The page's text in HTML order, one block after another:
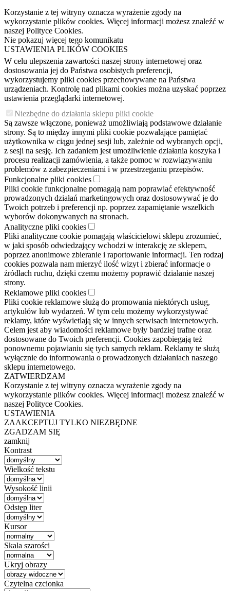
Korzystanie z tej witryny oznacza wyrażenie zgody na
wykorzystanie plików cookies. Więcej informacji możesz znaleźć w
naszej Polityce Cookies.
Nie pokazuj więcej tego komunikatu
USTAWIENIA PLIKÓW COOKIES
W celu ulepszenia zawartości naszej strony internetowej oraz
dostosowania jej do Państwa osobistych preferencji,
wykorzystujemy pliki cookies przechowywane na Państwa
urządzeniach. Kontrolę nad plikami cookies można uzyskać poprzez
ustawienia przeglądarki internetowej.
Niezbędne do działania sklepu pliki cookie
Są zawsze włączone, ponieważ umożliwiają podstawowe działanie
strony. Są to między innymi pliki cookie pozwalające pamiętać
użytkownika w ciągu jednej sesji lub, zależnie od wybranych opcji,
z sesji na sesję. Ich zadaniem jest umożliwienie działania koszyka i
procesu realizacji zamówienia, a także pomoc w rozwiązywaniu
problemów z zabezpieczeniami i w przestrzeganiu przepisów.
Funkcjonalne pliki cookies
Pliki cookie funkcjonalne pomagają nam poprawiać efektywność
prowadzonych działań marketingowych oraz dostosowywać je do
Twoich potrzeb i preferencji np. poprzez zapamiętanie wszelkich
wyborów dokonywanych na stronach.
Analityczne pliki cookies
Pliki analityczne cookie pomagają właścicielowi sklepu zrozumieć,
w jaki sposób odwiedzający wchodzi w interakcję ze sklepem,
poprzez anonimowe zbieranie i raportowanie informacji. Ten rodzaj
cookies pozwala nam mierzyć ilość wizyt i zbierać informacje o
źródłach ruchu, dzięki czemu możemy poprawić działanie naszej
strony.
Reklamowe pliki cookies
Pliki cookie reklamowe służą do promowania niektórych usług,
artykułów lub wydarzeń. W tym celu możemy wykorzystywać
reklamy, które wyświetlają się w innych serwisach internetowych.
Celem jest aby wiadomości reklamowe były bardziej trafne oraz
dostosowane do Twoich preferencji. Cookies zapobiegają też
ponownemu pojawianiu się tych samych reklam. Reklamy te służą
wyłącznie do informowania o prowadzonych działaniach naszego
sklepu internetowego.
ZATWIERDZAM
Korzystanie z tej witryny oznacza wyrażenie zgody na
wykorzystanie plików cookies. Więcej informacji możesz znaleźć w
naszej Polityce Cookies.
USTAWIENIA
ZAAKCEPTUJ TYLKO NIEZBĘDNE
ZGADZAM SIĘ
zamknij
Kontrast
Wielkość tekstu
Wysokość linii
Odstęp liter
Kursor
Skala szarości
Ukryj obrazy
Czytelna czcionka